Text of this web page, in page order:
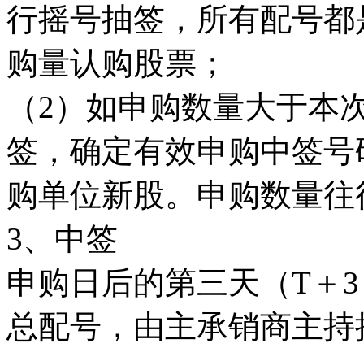
行摇号抽签，所有配号
购量认购股票；
（2）如申购数量大于
签，确定有效申购中签
购单位新股。申购数量
3、中签
申购日后的第三天（T＋
总配号，由主承销商主